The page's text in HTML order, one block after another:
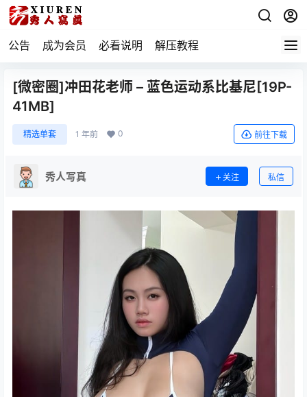
公告 成为会员 必看说明 解压教程
[微密圈]冲田花老师 – 蓝色运动系比基尼[19P-
41MB]
精选单套 1 年前 0 前往下载
秀人写真 关注 私信